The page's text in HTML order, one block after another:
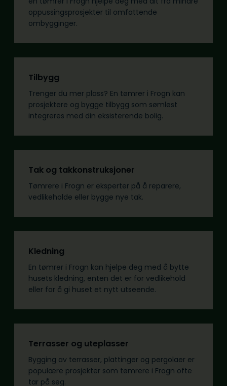
oppussingsprosjekter til omfattende
ombygginger.
Tilbygg
Trenger du mer plass? En tømrer i Frogn kan
prosjektere og bygge tilbygg som sømløst
integreres med din eksisterende bolig.
Tak og takkonstruksjoner
Tømrere i Frogn er eksperter på å reparere,
vedlikeholde eller bygge nye tak.
Kledning
En tømrer i Frogn kan hjelpe deg med å bytte
husets kledning, enten det er for vedlikehold
eller for å gi huset et nytt utseende.
Terrasser og uteplasser
Bygging av terrasser, plattinger og pergolaer er
populære prosjekter som tømrere i Frogn ofte
tar på seg.